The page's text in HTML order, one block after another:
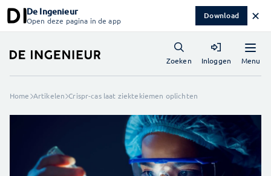
De Ingenieur
Open deze pagina in de app Download ✕
Menu
Zoeken Inloggen
Home Artikelen Crispr-cas laat ziektekiemen oplichten